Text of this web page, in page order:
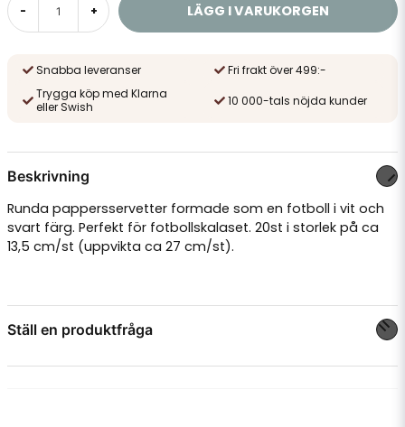
- + LÄGG I VARUKORGEN
Snabba leveranser
Fri frakt över 499:-
Trygga köp med Klarna
eller Swish
10 000-tals nöjda kunder
Beskrivning
Runda pappersservetter formade som en fotboll i vit och
svart färg. Perfekt för fotbollskalaset. 20st i storlek på ca
13,5 cm/st (uppvikta ca 27 cm/st).
Ställ en produktfråga